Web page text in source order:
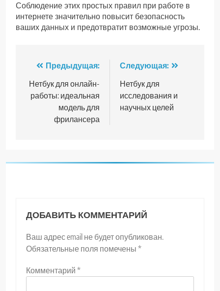
Соблюдение этих простых правил при работе в
интернете значительно повысит безопасность
ваших данных и предотвратит возможные угрозы.
Навигация
по
записям
Предыдущая:
Нетбук для онлайн-
работы: идеальная
модель для
фрилансера
Следующая:
Нетбук для
исследования и
научных целей
ДОБАВИТЬ КОММЕНТАРИЙ
Ваш адрес email не будет опубликован.
Обязательные поля помечены *
Комментарий *